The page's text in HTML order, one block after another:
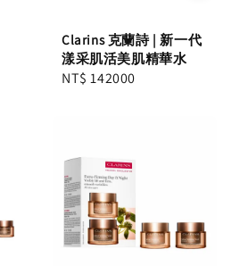
Clarins 克蘭詩 | 新一代
漾采肌活美肌精華水
Regular
NT$ 142000